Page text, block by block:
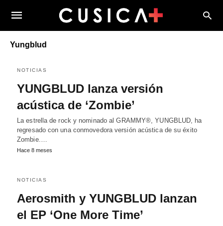
Yungblud
NOTICIAS
YUNGBLUD lanza versión
acústica de ‘Zombie’
La estrella de rock y nominado al GRAMMY®, YUNGBLUD, ha
regresado con una conmovedora versión acústica de su éxito
Zombie.…
Hace 8 meses
NOTICIAS
Aerosmith y YUNGBLUD lanzan
el EP ‘One More Time’